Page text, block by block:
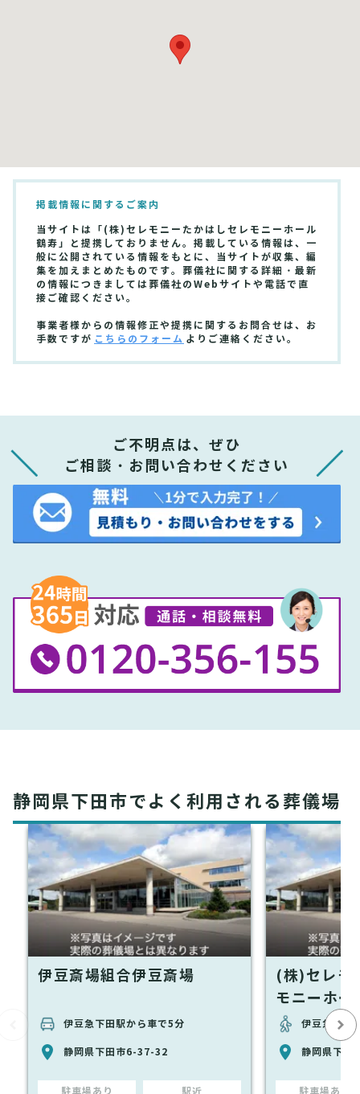
掲載情報に関するご案内
当サイトは「(株)セレモニーたかはしセレモニーホール
鶴寿」と提携しておりません。掲載している情報は、一
般に公開されている情報をもとに、当サイトが収集、編
集を加えまとめたものです。葬儀社に関する詳細・最新
の情報につきましては葬儀社のWebサイトや電話で直
接ご確認ください。
事業者様からの情報修正や提携に関するお問合せは、お
手数ですが こちらのフォーム よりご連絡ください。
ご不明点は、ぜひ
ご相談・お問い合わせください
静岡県下田市でよく利用される葬儀場
伊豆斎場組合伊豆斎場
伊豆急下田駅から車で5分
静岡県下田市6-37-32
駐車場あり 駅近
(株)セレモ
モニーホー
伊豆急下田
静岡県下田
駐車場あり